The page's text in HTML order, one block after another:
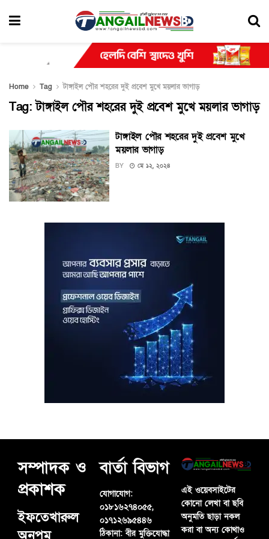
Home Tag টাঙ্গাইল পৌর শহরের দুই প্রবেশ মুখে ময়লার ভাগাড়
Tag:টাঙ্গাইল পৌর শহরের দুই প্রবেশ মুখে ময়লার ভাগাড়
টাঙ্গাইল পৌর শহরের দুই প্রবেশ মুখে
ময়লার ভাগাড়
BY মে ১২, ২০২৪
সম্পাদক ও
প্রকাশক
ইফতেখারুল
বার্তা বিভাগ
যোগাযোগ:
০১৮১৬২৭৪০৫৫,
০১৭১২৬৯৫৪৪৬
ঠিকানা:বীর মুক্তিযোদ্ধা
এই ওয়েবসাইটের
কোনো লেখা বা ছবি
অনুমতি ছাড়া নকল
করা বা অন্য কোথাও